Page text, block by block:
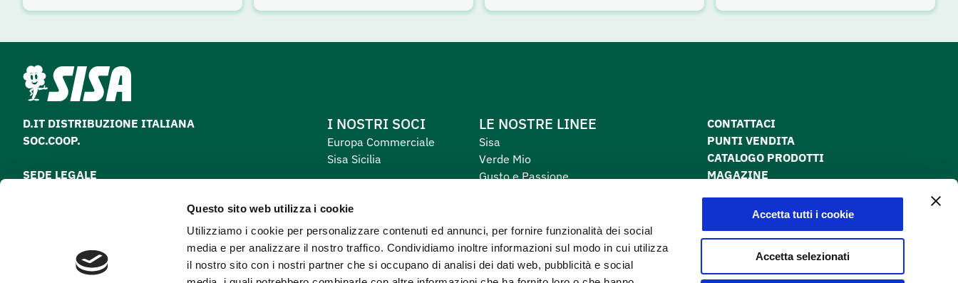
Questo sito web utilizza i cookie
Utilizziamo i cookie per personalizzare contenuti ed annunci, per fornire funzionalità dei social
media e per analizzare il nostro traffico. Condividiamo inoltre informazioni sul modo in cui utilizza
il nostro sito con i nostri partner che si occupano di analisi dei dati web, pubblicità e social
Accetta tutti i cookie
Accetta selezionati
Avviso attivo
D.IT DISTRIBUZIONE ITALIANA
SOC.COOP.
SEDE LEGALE
I NOSTRI SOCI
Europa Commerciale
Sisa Sicilia
LE NOSTRE LINEE
Sisa
Verde Mio
Gusto e Passione
CONTATTACI
PUNTI VENDITA
CATALOGO PRODOTTI
MAGAZINE
COOKIE POLICY